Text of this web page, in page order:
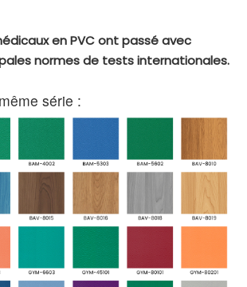
en PVC ont passé avec
normes de tests internationales.
série :